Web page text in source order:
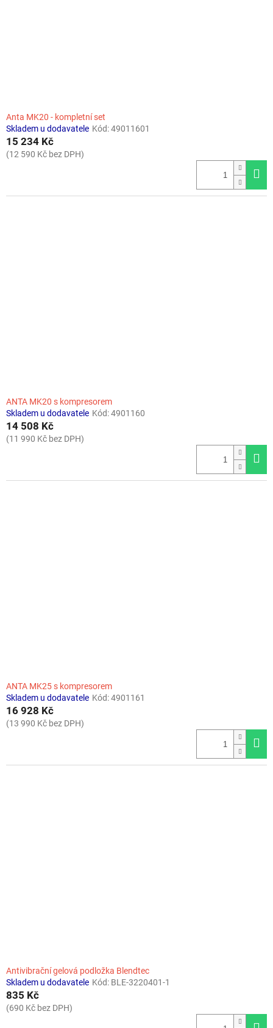
Anta MK20 - kompletní set
Skladem u dodavatele Kód:49011601
15 234 Kč
(12 590 Kč bez DPH)
ANTA MK20 s kompresorem
Skladem u dodavatele Kód:4901160
14 508 Kč
(11 990 Kč bez DPH)
ANTA MK25 s kompresorem
Skladem u dodavatele Kód:4901161
16 928 Kč
(13 990 Kč bez DPH)
Antivibrační gelová podložka Blendtec
Skladem u dodavatele Kód: BLE-3220401-1
835 Kč
(690 Kč bez DPH)